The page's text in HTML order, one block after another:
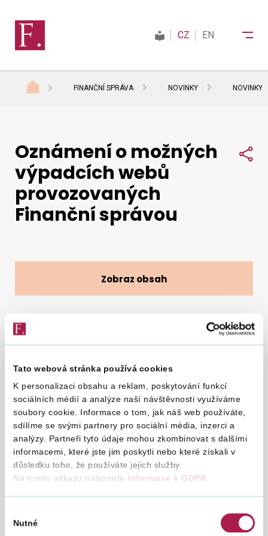
Tato webová stránka používá cookies
K personalizaci obsahu a reklam, poskytování funkcí
sociálních médií a analýze naší návštěvnosti využíváme
soubory cookie. Informace o tom, jak náš web používáte,
sdílíme se svými partnery pro sociální média, inzerci a
analýzy. Partneři tyto údaje mohou zkombinovat s dalšími
informacemi, které jste jim poskytli nebo které získali v
důsledku toho, že používáte jejich služby.
Na tomto odkazu naleznete informace k GDPR
souhlasu
Nutné
Daně
Mezinárodní spolupráce
CZ EN
FINANČNÍ SPRÁVA NOVINKY NOVINKY
11. 2. 2021
Od odpoledních hodin pátku 12. 2. do soboty 13. 2.
2021 může v souvislosti s plánovanou technickou
údržbou IT systémů docházet k výpadkům
internetových stránek provozovaných Finanční
správou ČR.
Krátkodobé výpadky se mohou dotknout webů
www.mojedane.cz
,www.danovakobra.cz .
Za případné komplikace se omlouváme a děkujeme za
Oznámení o možných
výpadcích webů
provozovaných
Finanční správou
Zobraz obsah